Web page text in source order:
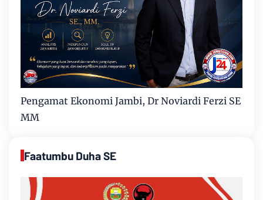
Pengamat Ekonomi Jambi, Dr Noviardi Ferzi SE
MM
Faatumbu Duha SE